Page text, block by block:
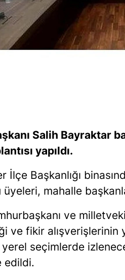
Salih Bayraktar
yapıldı.
İlçe Başkanlığı
mahalle
ve
ve fikir alışverişlerinin
seçimlerde
edildi.